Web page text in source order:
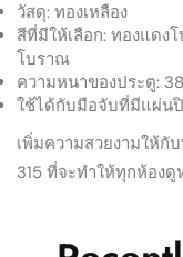
วัสดุ: ทองเหลือง
สีที่มีให้เลือก: ทองแดง
โบราณ
ความหนาของประตู:
ใช้ได้กับมือจับที่มีแผ่น
เพิ่มความสวยงามให้
315 ที่จะทำให้ทุกห้อง